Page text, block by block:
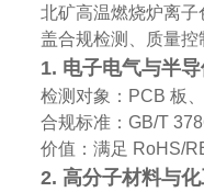
北矿高温燃烧炉离
盖合规检测、质量
1. 电子电气与半
检测对象：PCB 板
合规标准： GB/T
价值：满足 RoHS/
2. 高分子材料与